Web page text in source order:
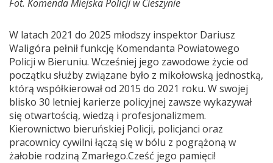
Fot. Komenda Miejska Policji w Cieszynie
W latach 2021 do 2025 młodszy inspektor Dariusz
Waligóra pełnił funkcję Komendanta Powiatowego
Policji w Bieruniu. Wcześniej jego zawodowe życie od
początku służby związane było z mikołowską jednostką,
którą współkierował od 2015 do 2021 roku. W swojej
blisko 30 letniej karierze policyjnej zawsze wykazywał
się otwartością, wiedzą i profesjonalizmem.
Kierownictwo bieruńskiej Policji, policjanci oraz
pracownicy cywilni łączą się w bólu z pogrążoną w
żałobie rodziną Zmarłego.Cześć jego pamięci!